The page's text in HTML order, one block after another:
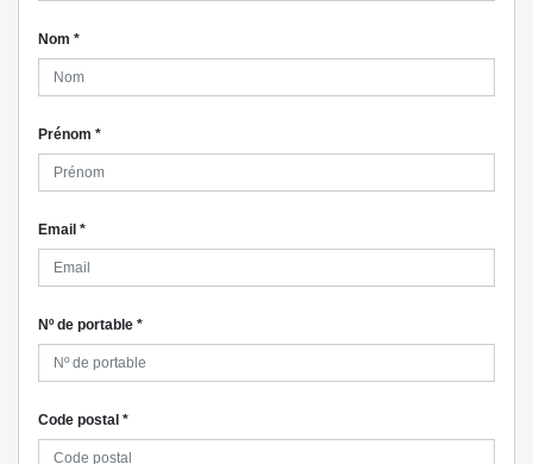
Nom *
Prénom *
Email *
Nº de portable *
Code postal *